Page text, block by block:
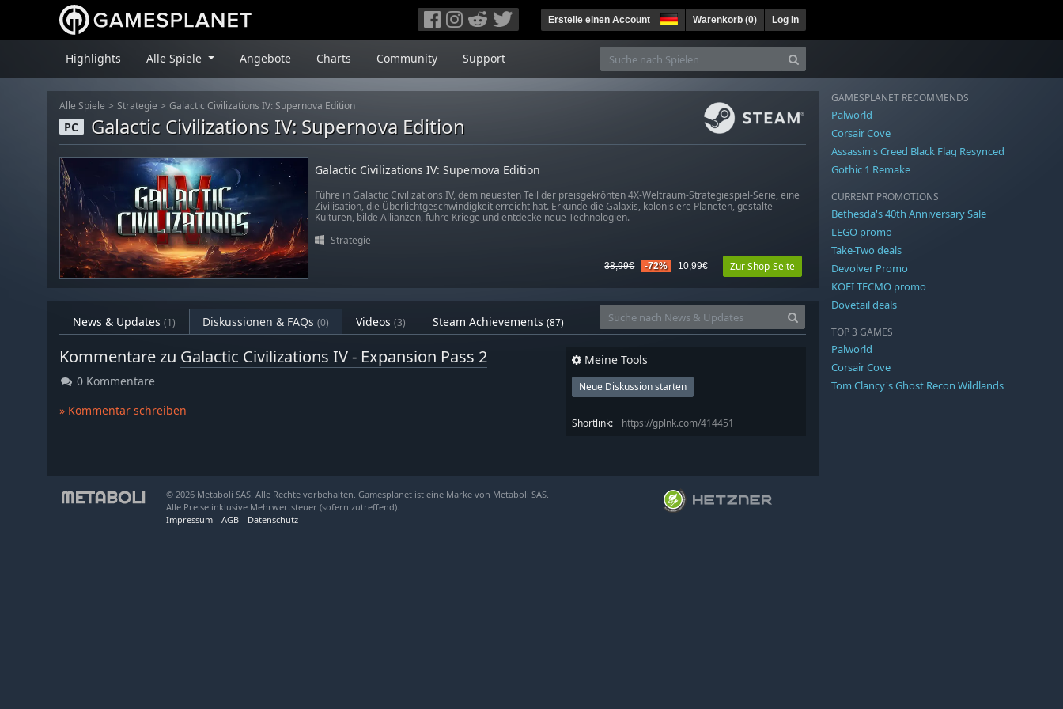
Erstelle einen Account Warenkorb (0) Log In
Highlights Alle Spiele Angebote Charts Community Support
Alle Spiele Strategie Galactic Civilizations IV: Supernova Edition
PC Galactic Civilizations IV: Supernova Edition
Galactic Civilizations IV: Supernova Edition
Führe in Galactic Civilizations IV, dem neuesten Teil der preisgekrönten 4X-Weltraum-Strategiespiel-Serie, eine
Zivilisation, die Überlichtgeschwindigkeit erreicht hat. Erkunde die Galaxis, kolonisiere Planeten, gestalte
Kulturen, bilde Allianzen, führe Kriege und entdecke neue Technologien.
Strategie
38,99€ -72% 10,99€ Zur Shop-Seite
News & Updates (1) Diskussionen & FAQs (0) Videos (3) Steam Achievements (87)
Kommentare zu Galactic Civilizations IV - Expansion Pass 2
0 Kommentare
» Kommentar schreiben
Meine Tools
Neue Diskussion starten
Shortlink: https://gplnk.com/414451
GAMESPLANET RECOMMENDS
Palworld
Corsair Cove
Assassin's Creed Black Flag Resynced
Gothic 1 Remake
CURRENT PROMOTIONS
Bethesda's 40th Anniversary Sale
LEGO promo
Take-Two deals
Devolver Promo
KOEI TECMO promo
Dovetail deals
TOP 3 GAMES
Palworld
Corsair Cove
Tom Clancy's Ghost Recon Wildlands
© 2026 Metaboli SAS. Alle Rechte vorbehalten. Gamesplanet ist eine Marke von Metaboli SAS.
Alle Preise inklusive Mehrwertsteuer (sofern zutreffend).
Impressum
AGB Datenschutz